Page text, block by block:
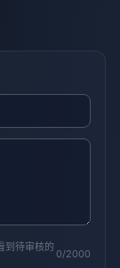
到待审核的
0/2000